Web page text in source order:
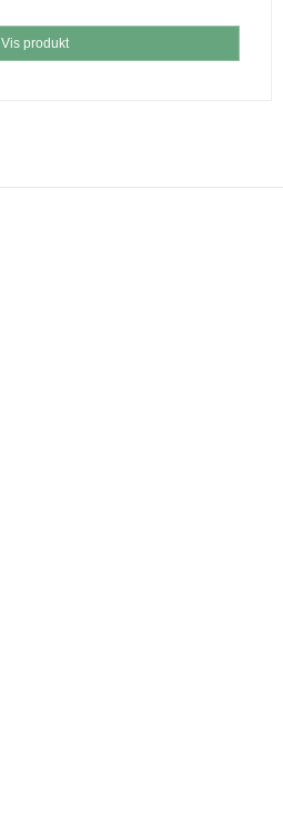
Vis produkt